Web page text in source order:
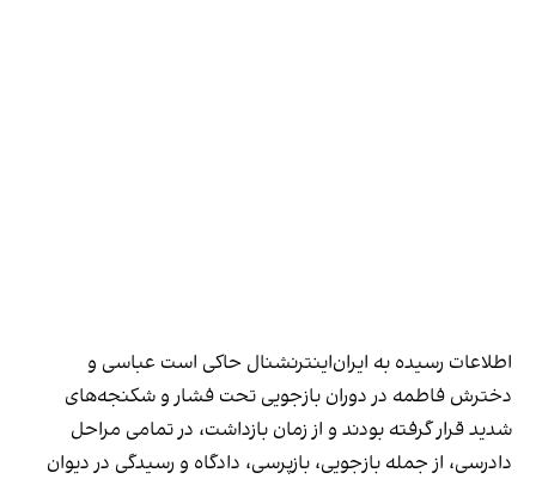
اطلاعات رسیده به ایران‌اینترنشنال حاکی است عباسی و
دخترش فاطمه در دوران بازجویی تحت فشار و شکنجه‌های
شدید قرار گرفته بودند و از زمان بازداشت، در تمامی مراحل
دادرسی، از جمله بازجویی، بازپرسی، دادگاه و رسیدگی در دیوان